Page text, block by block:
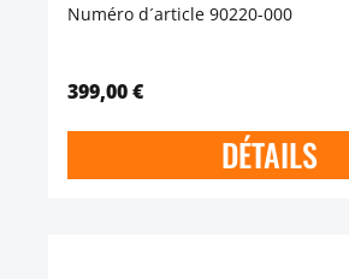
Numéro d´article 90220-000
399,00 €
DÉTAILS